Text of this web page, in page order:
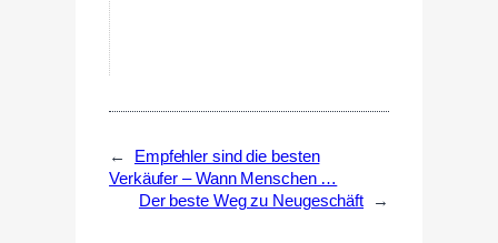
←
Empfehler sind die besten
Verkäufer – Wann Menschen …
Der beste Weg zu Neugeschäft
→